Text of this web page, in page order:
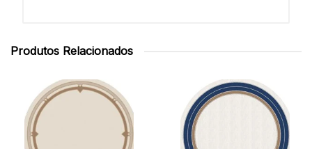
Produtos Relacionados